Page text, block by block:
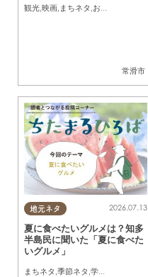
常滑市
みた
観光,映画, まちネタ ,おひとりさま
地元ネタ 2026.07.13
夏に食べたいグルメは？知多
半島民に聞いた「夏に食べた
いグルメ」
まちネタ 季節ネタ 学校